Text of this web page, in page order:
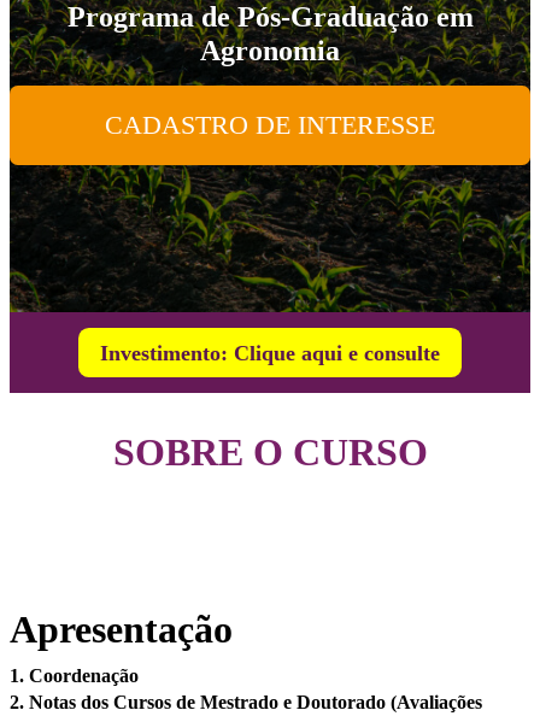
Programa de Pós-Graduação em
Agronomia
CADASTRO DE INTERESSE
Investimento: Clique aqui e consulte
SOBRE O CURSO
Apresentação
1. Coordenação
2. Notas dos Cursos de Mestrado e Doutorado (Avaliações